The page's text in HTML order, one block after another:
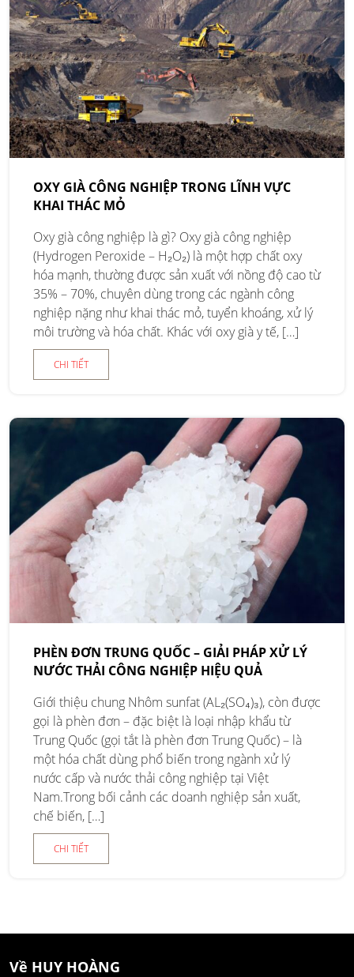
OXY GIÀ CÔNG NGHIỆP TRONG LĨNH VỰC
KHAI THÁC MỎ
Oxy già công nghiệp là gì? Oxy già công nghiệp
(Hydrogen Peroxide – H₂O₂) là một hợp chất oxy
hóa mạnh, thường được sản xuất với nồng độ cao từ
35% – 70%, chuyên dùng trong các ngành công
nghiệp nặng như khai thác mỏ, tuyển khoáng, xử lý
môi trường và hóa chất. Khác với oxy già y tế, […]
CHI TIẾT
PHÈN ĐƠN TRUNG QUỐC – GIẢI PHÁP XỬ LÝ
NƯỚC THẢI CÔNG NGHIỆP HIỆU QUẢ
Giới thiệu chung Nhôm sunfat (AL₂(SO₄)₃), còn được
gọi là phèn đơn – đặc biệt là loại nhập khẩu từ
Trung Quốc (gọi tắt là phèn đơn Trung Quốc) – là
một hóa chất dùng phổ biến trong ngành xử lý
nước cấp và nước thải công nghiệp tại Việt
Nam.Trong bối cảnh các doanh nghiệp sản xuất,
chế biến, […]
CHI TIẾT
Về HUY HOÀNG